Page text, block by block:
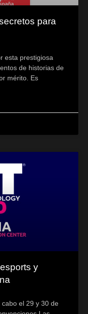
para
esta prestigiosa
de historias de
mérito. Es
y
el 29 y 30 de